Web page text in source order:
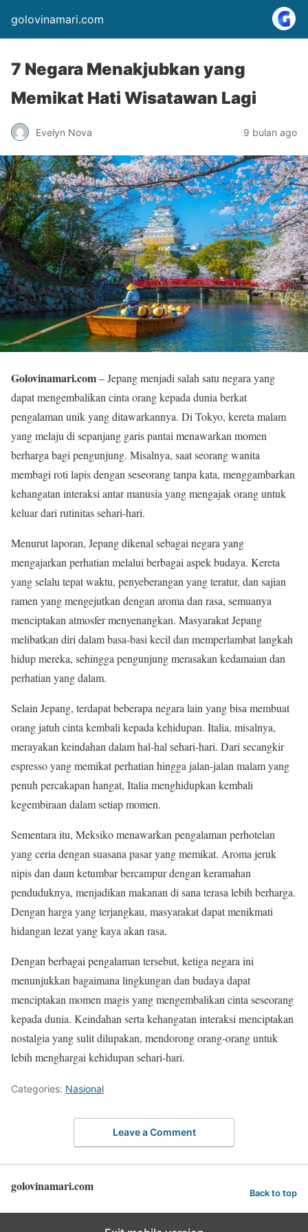
golovinamari.com
7 Negara Menakjubkan yang
Memikat Hati Wisatawan Lagi
Evelyn Nova 9 bulan ago
Golovinamari.com– Jepang menjadi salah satu negara yang
dapat mengembalikan cinta orang kepada dunia berkat
pengalaman unik yang ditawarkannya. Di Tokyo, kereta malam
yang melaju di sepanjang garis pantai menawarkan momen
berharga bagi pengunjung. Misalnya, saat seorang wanita
membagi roti lapis dengan seseorang tanpa kata, menggambarkan
kehangatan interaksi antar manusia yang mengajak orang untuk
keluar dari rutinitas sehari-hari.
Menurut laporan, Jepang dikenal sebagai negara yang
mengajarkan perhatian melalui berbagai aspek budaya. Kereta
yang selalu tepat waktu, penyeberangan yang teratur, dan sajian
ramen yang mengejutkan dengan aroma dan rasa, semuanya
menciptakan atmosfer menyenangkan. Masyarakat Jepang
melibatkan diri dalam basa-basi kecil dan memperlambat langkah
hidup mereka, sehingga pengunjung merasakan kedamaian dan
perhatian yang dalam.
Selain Jepang, terdapat beberapa negara lain yang bisa membuat
orang jatuh cinta kembali kepada kehidupan. Italia, misalnya,
merayakan keindahan dalam hal-hal sehari-hari. Dari secangkir
espresso yang memikat perhatian hingga jalan-jalan malam yang
penuh percakapan hangat, Italia menghidupkan kembali
kegembiraan dalam setiap momen.
Sementara itu, Meksiko menawarkan pengalaman perhotelan
yang ceria dengan suasana pasar yang memikat. Aroma jeruk
nipis dan daun ketumbar bercampur dengan keramahan
penduduknya, menjadikan makanan di sana terasa lebih berharga.
Dengan harga yang terjangkau, masyarakat dapat menikmati
hidangan lezat yang kaya akan rasa.
Dengan berbagai pengalaman tersebut, ketiga negara ini
menunjukkan bagaimana lingkungan dan budaya dapat
menciptakan momen magis yang mengembalikan cinta seseorang
kepada dunia. Keindahan serta kehangatan interaksi menciptakan
nostalgia yang sulit dilupakan, mendorong orang-orang untuk
lebih menghargai kehidupan sehari-hari.
Categories: Nasional
Leave a Comment
golovinamari.com Back to top